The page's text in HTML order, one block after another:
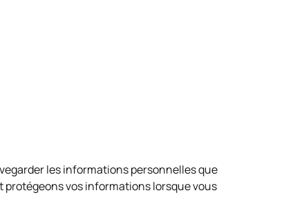
les informations personnelles que
vos informations lorsque vous